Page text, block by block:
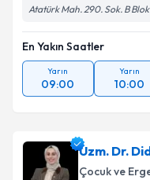
Atatürk Mah. 290. Sok. B Blok
En Yakın Saatler
Yarın
09:00
Yarın
10:00
Uzm. Dr.
Çocuk ve